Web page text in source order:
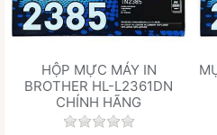
HỘP MỰC MÁY IN
BROTHER HL-L2361DN
CHÍNH HÃNG
Chưa có đánh giá